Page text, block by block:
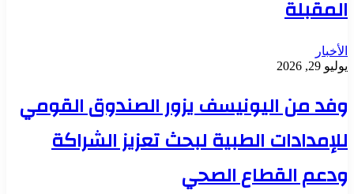
المقبلة
الأخبار
يوليو 29, 2026
وفد من اليونيسف يزور الصندوق القومي
للإمدادات الطبية لبحث تعزيز الشراكة
ودعم القطاع الصحي